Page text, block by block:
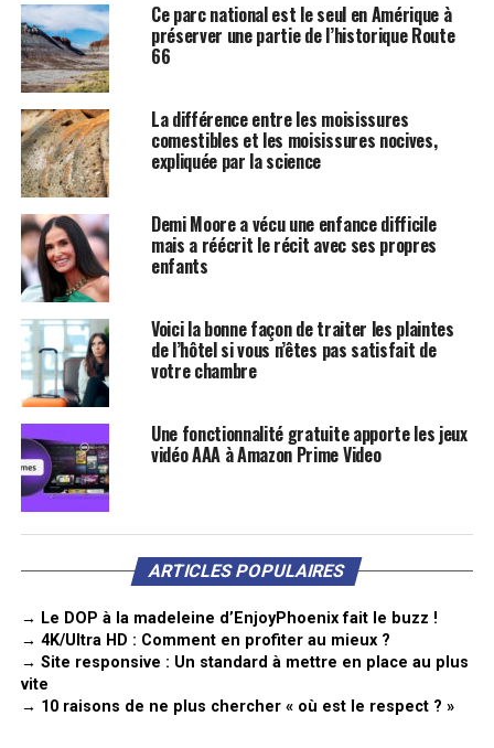
Ce parc national est le seul en Amérique à
préserver une partie de l’historique Route
66
La différence entre les moisissures
comestibles et les moisissures nocives,
expliquée par la science
Demi Moore a vécu une enfance difficile
mais a réécrit le récit avec ses propres
enfants
Voici la bonne façon de traiter les plaintes
de l’hôtel si vous n’êtes pas satisfait de
votre chambre
Une fonctionnalité gratuite apporte les jeux
vidéo AAA à Amazon Prime Video
ARTICLES POPULAIRES
→ Le DOP à la madeleine d’EnjoyPhoenix fait le buzz !
→ 4K/Ultra HD : Comment en profiter au mieux ?
→ Site responsive : Un standard à mettre en place au plus
vite
→ 10 raisons de ne plus chercher « où est le respect ? »